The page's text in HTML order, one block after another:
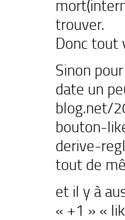
trouver.
Donc tout
Sinon
date un
blog.net/
bouton-
derive-
tout de
et il y à
« +1 » «